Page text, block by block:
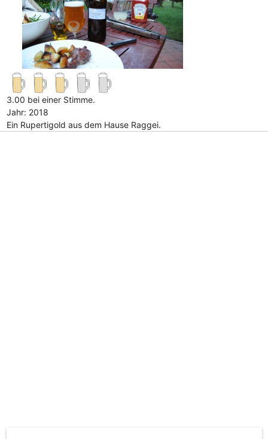
3.00 bei einer Stimme.
Jahr: 2018
Ein Rupertigold aus dem Hause Raggei.